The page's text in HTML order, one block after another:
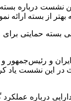
و
در این نشست یاد
درباره